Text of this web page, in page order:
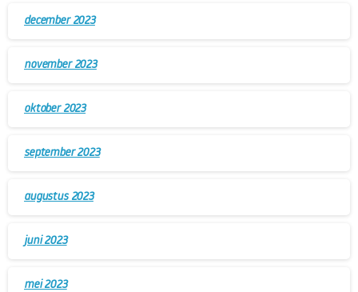
december 2023
november 2023
oktober 2023
september 2023
augustus 2023
juni 2023
mei 2023